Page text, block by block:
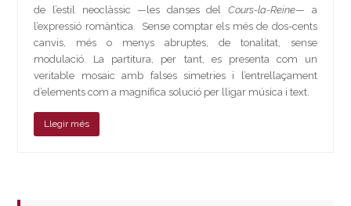
de l’estil neoclàssic —les danses del Cours-la-Reine— a
l’expressió romàntica. Sense comptar els més de dos-cents
canvis, més o menys abruptes, de tonalitat, sense
modulació. La partitura, per tant, es presenta com un
veritable mosaic amb falses simetries i l’entrellaçament
d’elements com a magnífica solució per lligar música i text.
Llegir més